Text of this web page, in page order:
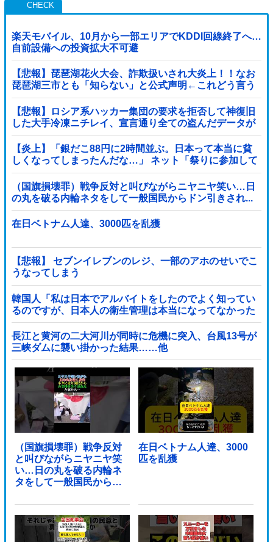
楽天モバイル、10月から一部エリアでKDDI回線終了へ…
自前設備への投資拡大不可避
【悲報】琵琶湖花火大会、詐欺扱いされ大炎上！！なお
琵琶湖三市とも「知らない」と公式声明←これどう言う
ことなんや！？？？？？？？？
【悲報】ロシア系ハッカー集団の要求を拒否して神復旧
した大手冷凍ニチレイ、宣言通り全ての盗んだデータが
公開される
【炎上】「銀だこ88円に2時間並ぶ。日本って本当に貧
しくなってしまったんだな…」 ネット「祭りに参加して
るだけでなんでこんなこと言われなあかんの...
（国旗損壊罪）戦争反対と叫びながらニヤニヤ笑い…日
の丸を破る内輪ネタをして一般国民からドン引きされ...
在日ベトナム人達、3000匹を乱獲
【悲報】 セブンイレブンのレジ、一部のアホのせいでこ
うなってしまう
韓国人「私は日本でアルバイトをしたのでよく知ってい
るのですが、日本人の衛生管理は本当になってなかった
です」
長江と黄河の二大河川が同時に危機に突入、台風13号が
三峡ダムに襲い掛かった結果……他
（国旗損壊罪）戦争反対
と叫びながらニヤニヤ笑
い…日の丸を破る内輪ネ
タをして一般国民からド
在日ベトナム人達、3000
匹を乱獲